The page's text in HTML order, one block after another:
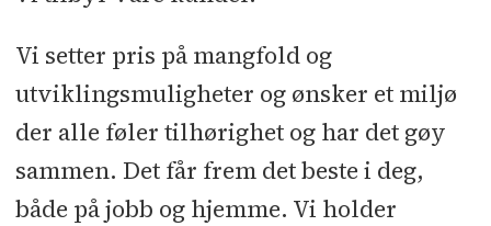
Vi setter pris på mangfold og
utviklingsmuligheter og ønsker et miljø
der alle føler tilhørighet og har det gøy
sammen. Det får frem det beste i deg,
både på jobb og hjemme. Vi holder